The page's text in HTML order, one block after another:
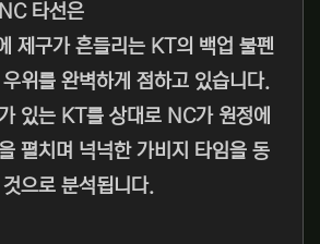
타선은
제구가 흔들리는 KT의 백업 불펜
위를 완벽하게 점하고 있습니다.
있는 KT를 상대로 NC가 원정에
펼치며 넉넉한 가비지 타임을 동
으로 분석됩니다.